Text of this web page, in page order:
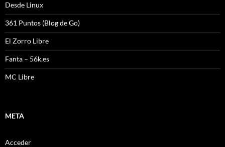
Desde Linux
361 Puntos (Blog de Go)
El Zorro Libre
Fanta – 56k.es
MC Libre
META
Acceder